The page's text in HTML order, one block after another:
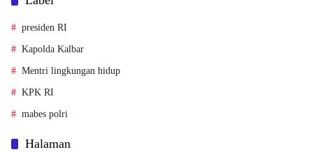
presiden RI
Kapolda Kalbar
Mentri lingkungan hidup
KPK RI
mabes polri
Halaman